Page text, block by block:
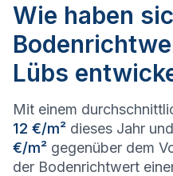
Wie haben
Lübs
Mit einem
12 €/m² dieses Jahr
€/m² gegenüber dem
der Bodenrichtwert